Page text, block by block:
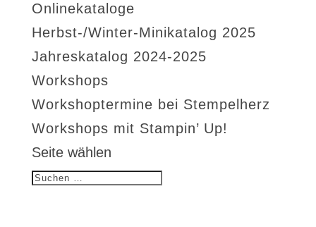
Onlinekataloge
Herbst-/Winter-Minikatalog 2025
Jahreskatalog 2024-2025
Workshops
Workshoptermine bei Stempelherz
Workshops mit Stampin’ Up!
Seite wählen